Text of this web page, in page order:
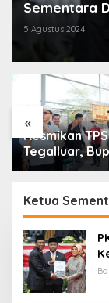
Sementara
5 Agustus 2024
«
Resmikan
Tegalluar,
Bandung:
Pemerintah
Ketua